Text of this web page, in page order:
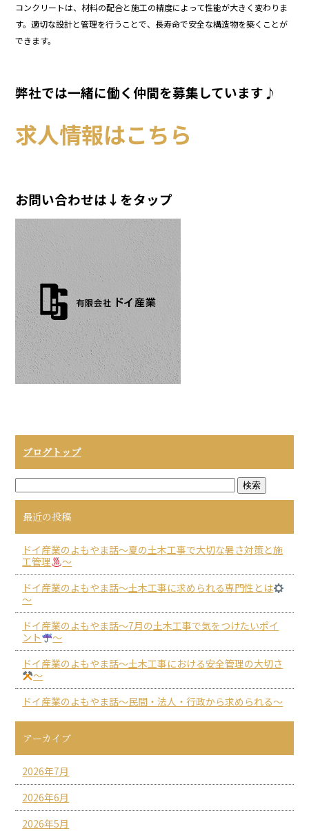
コンクリートは、材料の配合と施工の精度によって性能が大きく 変わり ま
す。適切な設計と管理を行う ことで、 長寿命で安全な構造物を築く ことが
でき ます。
弊社では一緒に働く仲間を募集しています♪
求人情報はこちら
お問い合わせは↓をタップ
ブログトップ
最近の投稿
ドイ産業のよもやま話～夏の土木工事で大切な暑さ対策と施
工管理
～
ドイ産業のよもやま話～土木工事に求められる専門性とは
～
ドイ産業のよもやま話～7月の土木工事で気をつけたいポイ
ント
～
ドイ産業のよもやま話～土木工事における安全管理の大切さ
～
ドイ産業のよもやま話～民間・法人・行政から求められる～
アーカイブ
2026年7月
2026年6月
2026年5月